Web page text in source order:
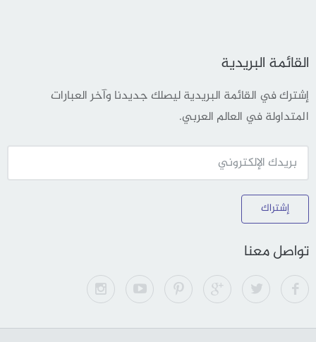
القائمة البريدية
إشترك في القائمة البريدية ليصلك جديدنا وآخر العبارات
المتداولة في العالم العربي.
إشتراك
تواصل معنا